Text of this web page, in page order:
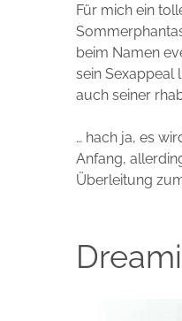
Für mich ein
beim Namen
sein Sexappeal
auch seiner
… hach ja, es
Anfang,
Überleitung